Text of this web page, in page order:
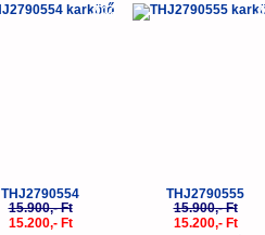
-4%
THJ2790554
15.900,- Ft
15.200,- Ft
-
THJ2790555
15.900,- Ft
15.200,- Ft